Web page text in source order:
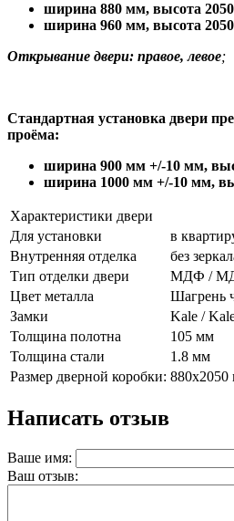
ширина 880 мм, высота
ширина 960 мм, высота
Открывание двери: правое, левое;
Стандартная установка двери
проёма:
ширина 900 мм +/-10 мм,
ширина 1000 мм +/-10 мм,
Характеристики двери
Для установки
в
Внутренняя отделка
без
Тип отделки двери
МДФ /
Цвет металла
Шагрень
Замки
Kale /
Толщина полотна
105 мм
Толщина стали
1.8 мм
Размер дверной коробки:
Написать отзыв
Ваше имя:
Ваш отзыв: